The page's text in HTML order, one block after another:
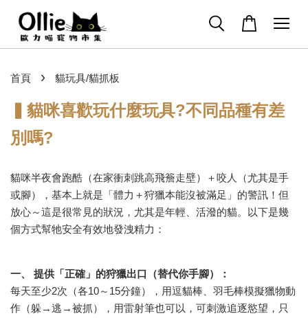
首頁 › 貓玩具/貓抓板
貓咪喜歡玩什麼玩具?不同品種有差
別嗎?
貓咪半夜會跑酷（在家衝刺跳高飛簷走壁）＋咬人（尤其是手
或腳），基本上就是「體力＋狩獵本能沒被滿足」的警訊！但
放心～這是很常見的狀況，尤其是年輕、活潑的貓。以下是幾
個方式幫牠安全有效地發洩精力：
一、 提供「正確」的狩獵出口（替代你手腳）：
每天至少2次（各10～15分鐘），用逗貓棒、羽毛棒模擬獵物動
作（躲→逃→被抓），用雷射筆也可以，可刺激追逐慾望，只